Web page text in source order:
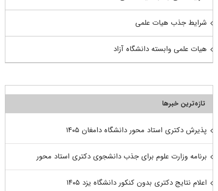
شرایط جذب هیات علمی
هیات علمی وابسته دانشگاه آزاد
تازه‌ترین خبرها
پذیرش دکتری استاد محور دانشگاه دامغان ۱۴۰۵
برنامه وزارت علوم برای جذب دانشجوی دکتری استاد محور
اعلام نتایج دکتری بدون کنکور دانشگاه یزد ۱۴۰۵